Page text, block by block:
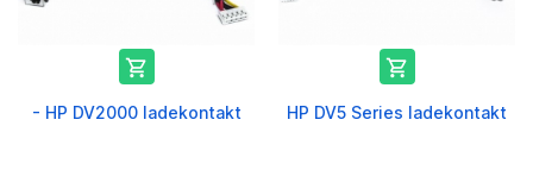

- HP DV2000 ladekontakt

HP DV5 Series ladekontakt